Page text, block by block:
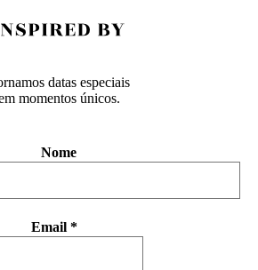
datas especiais
momentos únicos.
Nome
Email *